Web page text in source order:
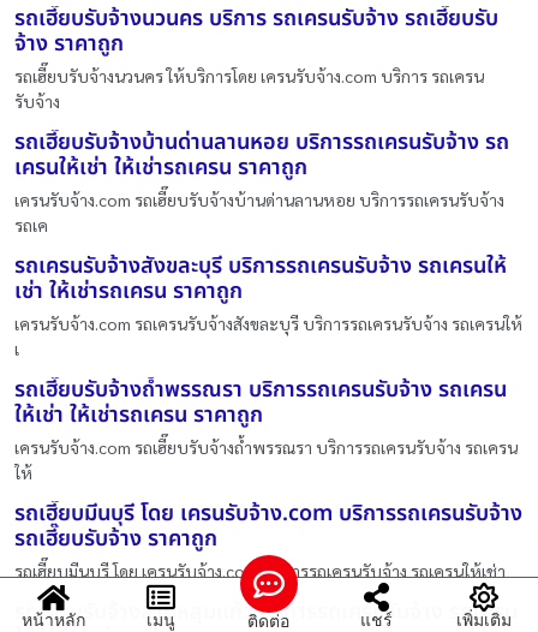
รถเฮี๊ยบรับจ้างนวนคร บริการ รถเครนรับจ้าง รถเฮี๊ยบรับ
จ้าง ราคาถูก
รถเฮี๊ยบรับจ้างนวนคร ให้บริการโดย เครนรับจ้าง.com บริการ รถเครน
รับจ้าง
รถเฮี๊ยบรับจ้างบ้านด่านลานหอย บริการรถเครนรับจ้าง รถ
เครนให้เช่า ให้เช่ารถเครน ราคาถูก
เครนรับจ้าง.com รถเฮี๊ยบรับจ้างบ้านด่านลานหอย บริการรถเครนรับจ้าง
รถเค
รถเครนรับจ้างสังขละบุรี บริการรถเครนรับจ้าง รถเครนให้
เช่า ให้เช่ารถเครน ราคาถูก
เครนรับจ้าง.com รถเครนรับจ้างสังขละบุรี บริการรถเครนรับจ้าง รถเครนให้
เ
รถเฮี๊ยบรับจ้างถ้ำพรรณรา บริการรถเครนรับจ้าง รถเครน
ให้เช่า ให้เช่ารถเครน ราคาถูก
เครนรับจ้าง.com รถเฮี๊ยบรับจ้างถ้ำพรรณรา บริการรถเครนรับจ้าง รถเครน
ให้
รถเฮี๊ยบมีนบุรี โดย เครนรับจ้าง.com บริการรถเครนรับจ้าง
รถเฮี๊ยบรับจ้าง ราคาถูก
รถเฮี๊ยบมีนบุรี โดย เครนรับจ้าง.com บริการรถเครนรับจ้าง รถเครนให้เช่า
รถเครนรับจ้างลาดหลุมแก้ว บริการรถเครนรับจ้าง รถเครน
หน้าหลัก เมนู ติดต่อ แชร์ เพิ่มเติม